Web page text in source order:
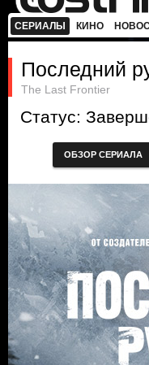
СЕРИАЛЫ КИНО
Последний
The Last Frontier
Статус:
ОБЗОР СЕРИАЛА